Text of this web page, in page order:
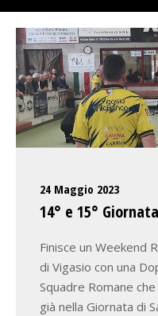
24 Maggio 2023
14° e 15°
Finisce un Weekend
di Vigasio con una
Squadre Romane
già nella Giornata di